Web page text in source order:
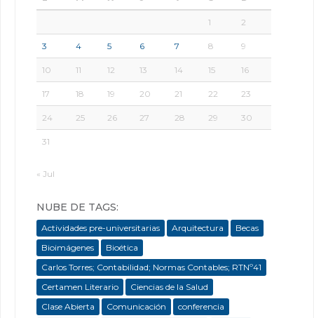
1 2
3 4 5 6 7 8 9
10 11 12 13 14 15 16
17 18 19 20 21 22 23
24 25 26 27 28 29 30
31
« Jul
NUBE DE TAGS:
Actividades pre-universitarias Arquitectura
Becas
Bioimágenes
Bioética
Carlos Torres; Contabilidad; Normas Contables; RTNº41
Certamen Literario
Ciencias de la Salud
Clase Abierta
Comunicación
conferencia